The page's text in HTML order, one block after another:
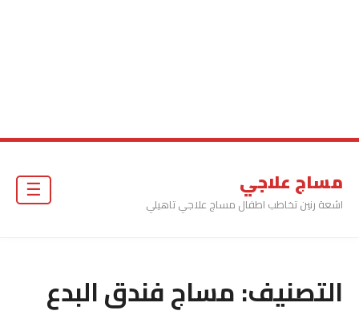
مساج علاجي
اشعة رنين تخاطب اطفال مساج علاجي تاهيلي
التصنيف:مساج فندق البدع